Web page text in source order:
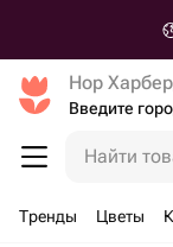
Нор
Найти
Тренды Цветы